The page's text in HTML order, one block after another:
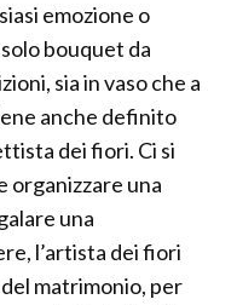
emozione o
bouquet da
sia in vaso che a
anche definito
dei fiori. Ci si
organizzare una
una
l’artista dei fiori
matrimonio, per